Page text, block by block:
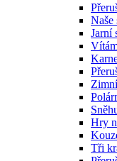
Naše
Jarní
Hry
Tři